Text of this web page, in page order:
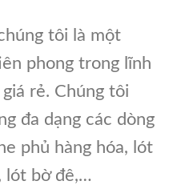
tôi là một
phong trong lĩnh
rẻ. Chúng tôi
đa dạng các dòng
phủ hàng hóa, lót
lót bờ đê,…